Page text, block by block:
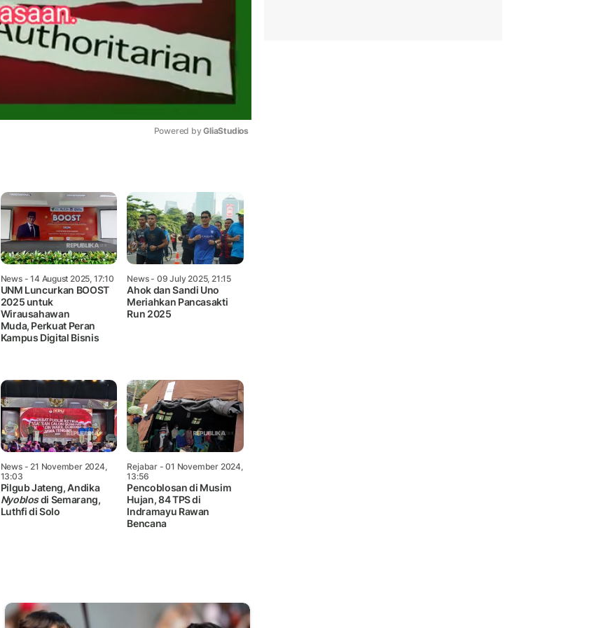
Powered by GliaStudios
News- 14 August 2025, 17:10
UNM Luncurkan BOOST
2025 untuk
Wirausahawan
Muda, Perkuat Peran
Kampus Digital Bisnis
News- 09 July 2025, 21:15
Ahok dan Sandi Uno
Meriahkan Pancasakti
Run 2025
News- 21 November 2024,
13:03
Pilgub Jateng, Andika
Nyoblosdi Semarang,
Luthfi di Solo
Rejabar- 01 November 2024,
13:56
Pencoblosan di Musim
Hujan, 84 TPS di
Indramayu Rawan
Bencana